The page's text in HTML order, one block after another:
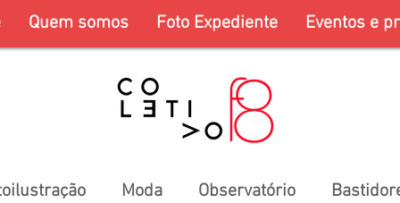
Quem somos Foto Expediente Eventos e
Moda Observatório